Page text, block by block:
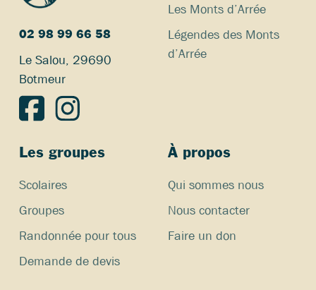
02 98 99 66 58
Le Salou, 29690
Botmeur
Les Monts d’Arrée
Légendes des Monts
d’Arrée
Les groupes
Scolaires
Groupes
Randonnée pour tous
Demande de devis
À propos
Qui sommes nous
Nous contacter
Faire un don